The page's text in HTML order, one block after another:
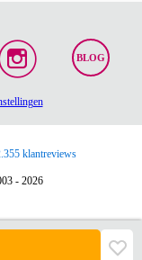
BLOG
klantreviews
- 2026